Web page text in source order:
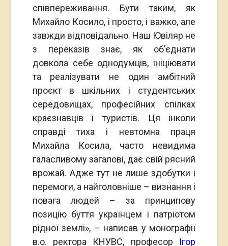
співпереживання. Бути таким, як
Михайло Косило, і просто, і важко, але
завжди відповідально. Наш Ювіляр не
з переказів знає, як об’єднати
довкола себе однодумців, ініціювати
та реалізувати не один амбітний
проєкт в шкільних і студентських
середовищах, професійних спілках
краєзнавців і туристів. Ця інколи
справді тиха і невтомна праця
Михайла Косила, часто невидима
галасливому загалові, дає свій рясний
врожай. Адже тут не лише здобутки і
перемоги, а найголовніше – визнання і
повага людей – за принципову
позицію буття українцем і патріотом
рідної землі», – написав у монографії
в.о. ректора КНУВС, професор Ігор